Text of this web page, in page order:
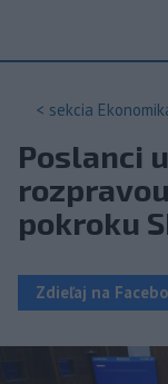
< sekcia
Poslanci
pokroku
Zdieľaj na